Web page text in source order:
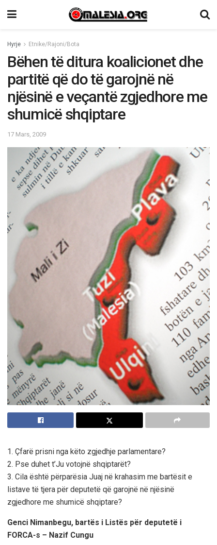
Hyrje Etnike/Rajoni/Bota
Bëhen të ditura koalicionet dhe
partitë që do të garojnë në
njësinë e veçantë zgjedhore me
shumicë shqiptare
17 Mars, 2009
1. Çfarë prisni nga këto zgjedhje parlamentare?
2. Pse duhet t’Ju votojnë shqiptarët?
3. Cila është përparësia Juaj në krahasim me bartësit e
listave të tjera për deputetë që garojnë në njësinë
zgjedhore me shumicë shqiptare?
Genci Nimanbegu, bartës i Listës për deputetë i
FORCA-s – Nazif Cungu